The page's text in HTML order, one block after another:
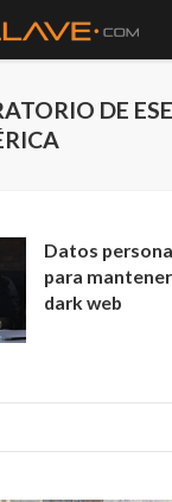
DE
Datos
para
dark web